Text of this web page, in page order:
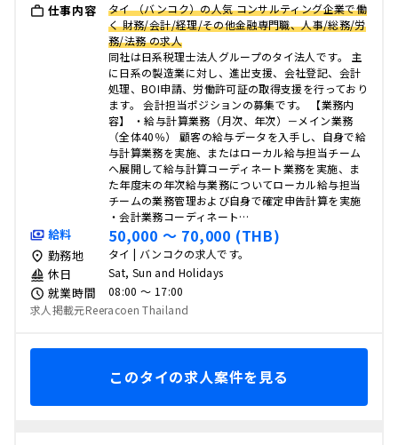
仕事内容
タイ （バンコク）の人気 コンサルティング企業で働
く 財務/会計/経理/その他金融専門職、人事/総務/労
務/法務 の求人
同社は日系税理士法人グループのタイ法人です。 主
に日系の製造業に対し、進出支援、会社登記、会計
処理、BOI申請、労働許可証の取得支援を行っており
ます。 会計担当ポジションの募集です。 【業務内
容】 ・給与計算業務（月次、年次）－メイン業務
（全体40％） 顧客の給与データを入手し、自身で給
与計算業務を実施、またはローカル給与担当チーム
へ展開して給与計算コーディネート業務を実施、ま
た年度末の年次給与業務についてローカル給与担当
チームの業務管理および自身で確定申告計算を実施
・会計業務コーディネート…
給料 50,000 〜 70,000 (THB)
勤務地 タイ | バンコクの求人です。
休日 Sat, Sun and Holidays
就業時間
08:00 〜 17:00
求人掲載元Reeracoen Thailand
このタイの求人案件を見る